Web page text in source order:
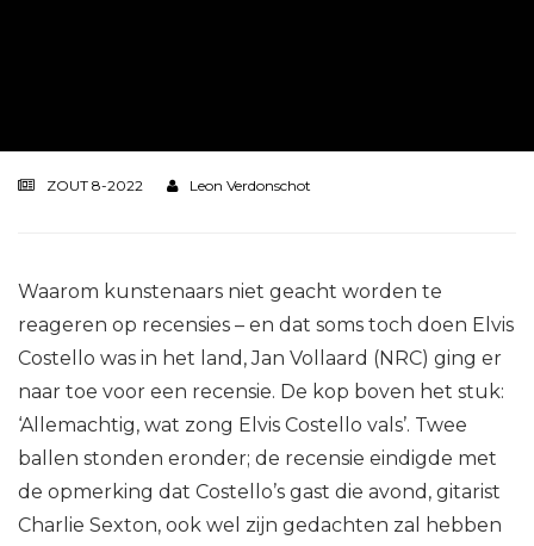
ZOUT 8-2022 Leon Verdonschot
Waarom kunstenaars niet geacht worden te
reageren op recensies – en dat soms toch doen Elvis
Costello was in het land, Jan Vollaard (NRC) ging er
naar toe voor een recensie. De kop boven het stuk:
‘Allemachtig, wat zong Elvis Costello vals’. Twee
ballen stonden eronder; de recensie eindigde met
de opmerking dat Costello’s gast die avond, gitarist
Charlie Sexton, ook wel zijn gedachten zal hebben